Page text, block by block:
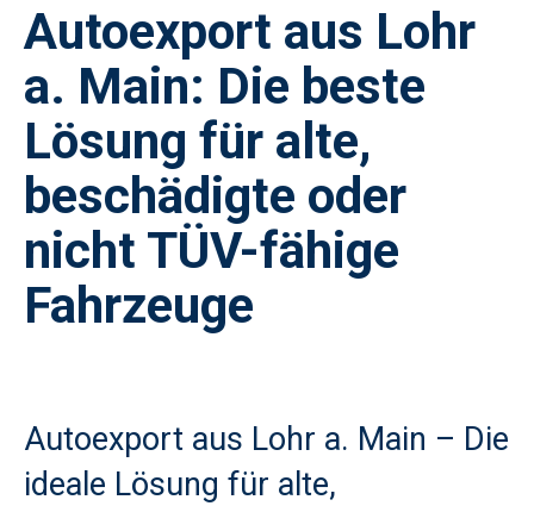
Autoexport aus Lohr
a. Main: Die beste
Lösung für alte,
beschädigte oder
nicht TÜV-fähige
Fahrzeuge
Autoexport aus Lohr a. Main – Die
ideale Lösung für alte,